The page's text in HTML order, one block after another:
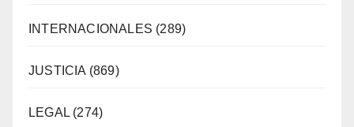
INTERNACIONALES (289)
JUSTICIA (869)
LEGAL (274)